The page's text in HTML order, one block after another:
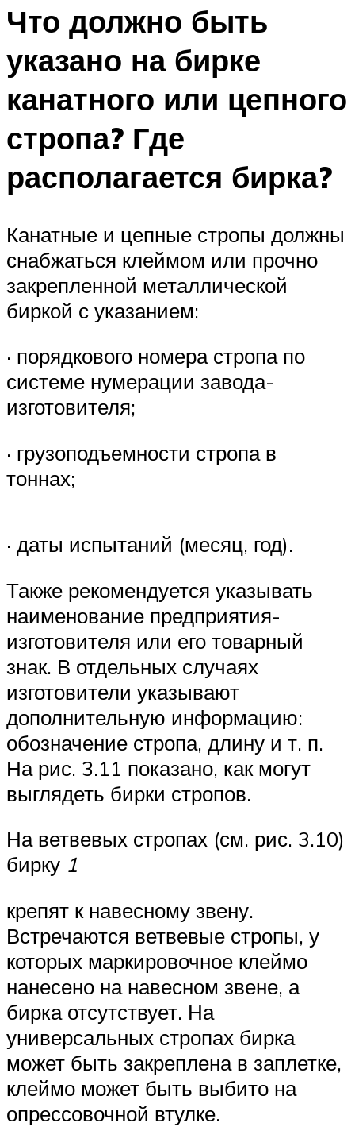
Что должно быть
указано на бирке
канатного или цепного
стропа? Где
располагается бирка?
Канатные и цепные стропы должны
снабжаться клеймом или прочно
закрепленной металлической
биркой с указанием:
· порядкового номера стропа по
системе ну­мерации завода-
изготовителя;
· грузоподъемности стропа в
тоннах;
· даты испытаний (месяц, год).
Также рекомендуется указывать
наименование предприятия-
изготовителя или его товарный
знак. В отдельных случаях
изготовители указыва­ют
дополнительную информацию:
обозначение стропа, длину и т. п.
На рис. 3.11 показано, как могут
выглядеть бир­ки стропов.
На ветвевых стропах (см. рис. 3.10)
бирку 1
крепят к навесному зве­ну.
Встречаются ветвевые стропы, у
которых маркировочное клеймо
нанесено на навесном звене, а
бирка отсутствует. На
универсальных стропах бирка
может быть закреплена в заплетке,
клеймо может быть выбито на
опрессовочной втулке.